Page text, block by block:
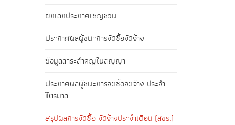
ยกเลิกประกาศเชิญชวน
ประกาศผลผู้ชนะการจัดซื้อจัดจ้าง
ข้อมูลสาระสำคัญในสัญญา
ประกาศผลผู้ชนะการจัดซื้อจัดจ้าง ประจำ
ไตรมาส
สรุปผลการจัดซื้อ จัดจ้างประจำเดือน (สขร.)